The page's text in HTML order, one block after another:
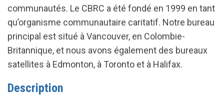
communautés. Le CBRC a été fondé en 1999 en tant
qu’organisme communautaire caritatif. Notre bureau
principal est situé à Vancouver, en Colombie-
Britannique, et nous avons également des bureaux
satellites à Edmonton, à Toronto et à Halifax.
Description